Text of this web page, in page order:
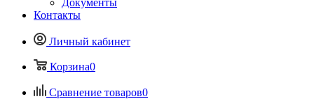
Документы
Контакты
Личный кабинет
Корзина0
Сравнение товаров0